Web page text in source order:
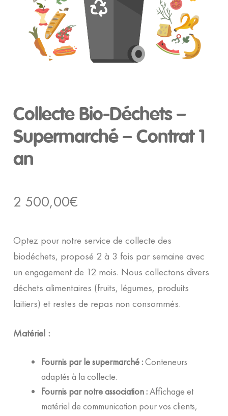
Collecte Bio-Déchets –
Supermarché – Contrat 1
an
2 500,00€
Optez pour notre service de collecte des
biodéchets, proposé 2 à 3 fois par semaine avec
un engagement de 12 mois. Nous collectons divers
déchets alimentaires (fruits, légumes, produits
laitiers) et restes de repas non consommés.
Matériel :
Fournis par le supermarché :Conteneurs
adaptés à la collecte.
Fournis par notre association :Affichage et
matériel de communication pour vos clients,